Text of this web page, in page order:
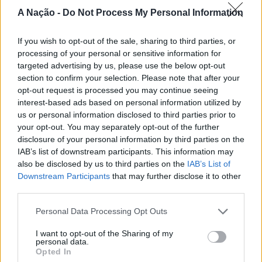
A Nação - Do Not Process My Personal Information
If you wish to opt-out of the sale, sharing to third parties, or
processing of your personal or sensitive information for
targeted advertising by us, please use the below opt-out
section to confirm your selection. Please note that after your
opt-out request is processed you may continue seeing
interest-based ads based on personal information utilized by
us or personal information disclosed to third parties prior to
your opt-out. You may separately opt-out of the further
disclosure of your personal information by third parties on the
IAB’s list of downstream participants. This information may
also be disclosed by us to third parties on the IAB’s List of
Downstream Participants that may further disclose it to other
Personal Data Processing Opt Outs
I want to opt-out of the Sharing of my
personal data.
Opted In
José Gregório – 3 títulos (1997, 2003 e 2007)
João Antunes – 3 títulos (1994, 1996 e 1998)
Miguel Blanco – 2 títulos (2018 e 2019)
Justin Mujica – 2 títulos (1999 e 2010)
Surfistas com 1 título nacional: Bruno Charneca, Almir
Salazar, Rodrigo Herédia, Marcos Anastácio, Paulo
Rodrigues, Gustavo Gouveia, Tiago Pires, João Guedes e
Pedro Henrique
A Liga MEOSurf2022 é uma organização da Associação
MEO, Bom Petisco, Allianz Seguros, Joaquim Chaves
Saúde, Go Chill, Somersby, Corona e Rip Curl, o parceiro
de sustentabilidade Jerónimo Martins, o apoio local da
Nova de Milfontes e Ericeira.
A iniciativa pretende aproximar a prática dos desportos
de vento das comunidades costeiras, promovendo o
território através do mar e das suas condições naturais.
Nas palavras de Pedro Mota, De todas as etapas do
Nortada Ocean Rides, este evento é o que mais precisa
da “nortada” como apoio, porque sem vento não há
kitesurf.
A presença da Nortada vai mais uma vez, alem da
competição. O que queremos é fazer parte deste
movimento que promove o encontro entre atletas,
visitantes e a comunidade local. Que a marca Nortada
valorizando o património natural e a relação de
Esposende com o vento e o mar, refere o CEO da
Nortada.
ATUALIDADE
Cinco projetos de Cascais finalistas
em iniciativa europeia
Publicado 18 horas atrás on 05/08/2026
Por
Ígor Lopes
Awards,” a 30 de outubro de 2026, no Centro de
Congressos do Estoril.
Participação cívica, Juventude, Educação, Emprego e